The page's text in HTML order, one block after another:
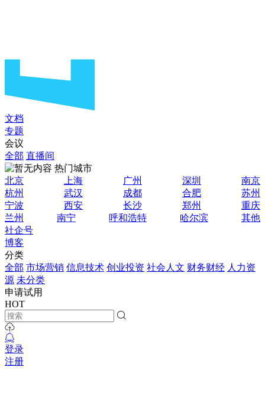
文档
专题
会议
全部 直播间
热门城市
北京
上海 广州 深圳
南京
杭州
武汉 成都 合肥
苏州
宁波
西安 长沙 郑州
重庆
兰州
南宁 呼和浩特 哈尔滨
其他
社企号
博客
分类
全部 市场营销 信息技术 创业投资 社会人文 财务财经 人力资
源 未分类
申请试用
HOT
登录
注册